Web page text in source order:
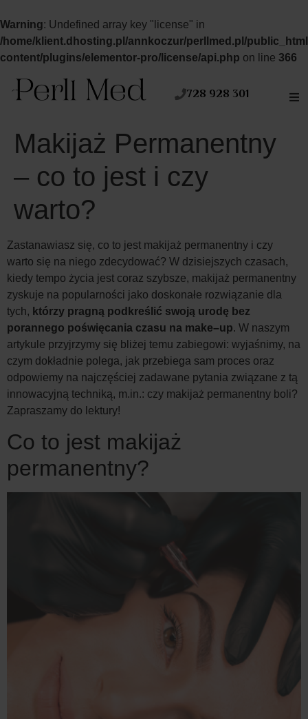
Warning: Undefined array key "license" in
/home/klient.dhosting.pl/annkoczur/perllmed.pl/
content/plugins/elementor-pro/license/api.php on line 366
728 928 301
Makijaż Permanentny
– co to jest i czy
warto?
Zastanawiasz się, co to jest makijaż permanentny i czy
warto się na niego zdecydować? W dzisiejszych czasach,
kiedy tempo życia jest coraz szybsze, makijaż permanentny
zyskuje na popularności jako doskonałe rozwiązanie dla
tych, którzy pragną podkreślić swoją urodę bez
porannego poświęcania czasu na make–up. W naszym
artykule przyjrzymy się bliżej temu zabiegowi: wyjaśnimy, na
czym dokładnie polega, jak przebiega sam proces oraz
odpowiemy na najczęściej zadawane pytania związane z tą
innowacyjną techniką, m.in.: czy makijaż permanentny boli?
Zapraszamy do lektury!
Co to jest makijaż
permanentny?